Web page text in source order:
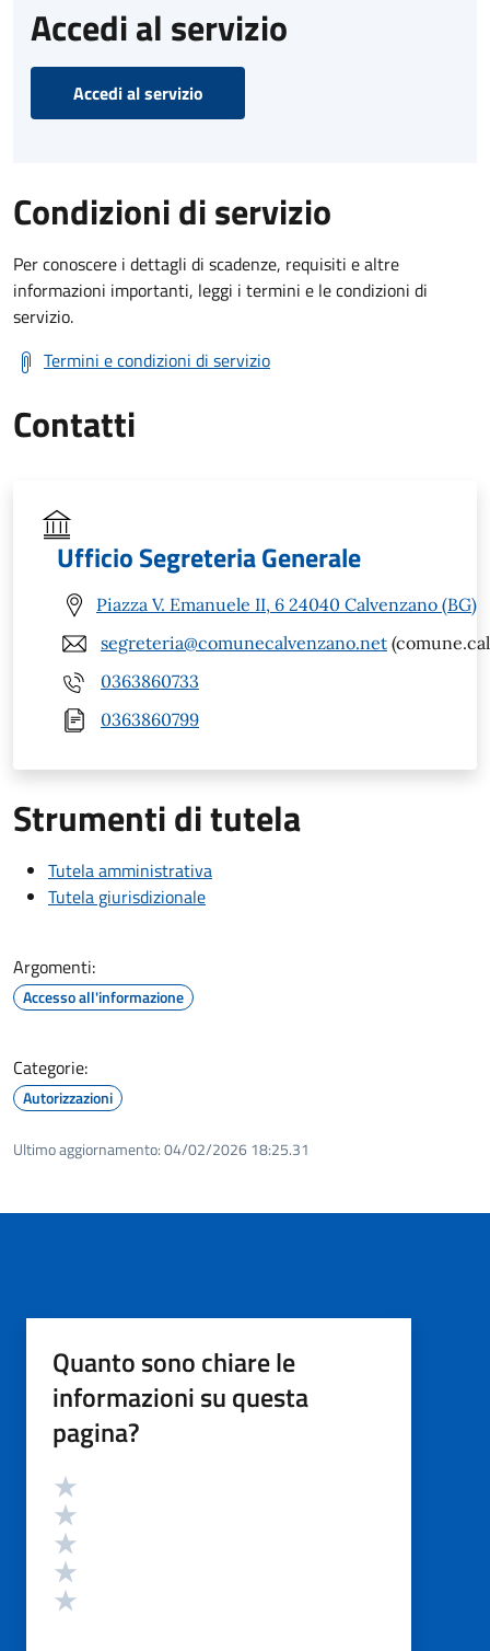
Accedi al servizio
Accedi al servizio
Condizioni di servizio
Per conoscere i dettagli di scadenze, requisiti e altre
informazioni importanti, leggi i termini e le condizioni di
servizio.
Termini e condizioni di servizio
Contatti
Ufficio Segreteria Generale
Piazza V. Emanuele II, 6 24040 Calvenzano (BG)
segreteria@comunecalvenzano.net
0363860733
0363860799
Strumenti di tutela
Tutela amministrativa
Tutela giurisdizionale
Argomenti:
Accesso all'informazione
Categorie:
Autorizzazioni
Ultimo aggiornamento:04/02/2026 18:25.31
Quanto sono chiare le
informazioni su questa
pagina?
Valutazione